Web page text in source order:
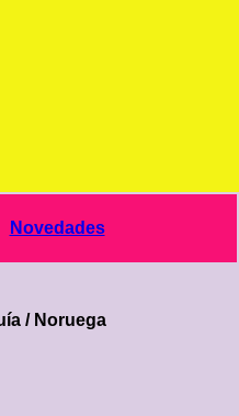
Novedades
/ Noruega